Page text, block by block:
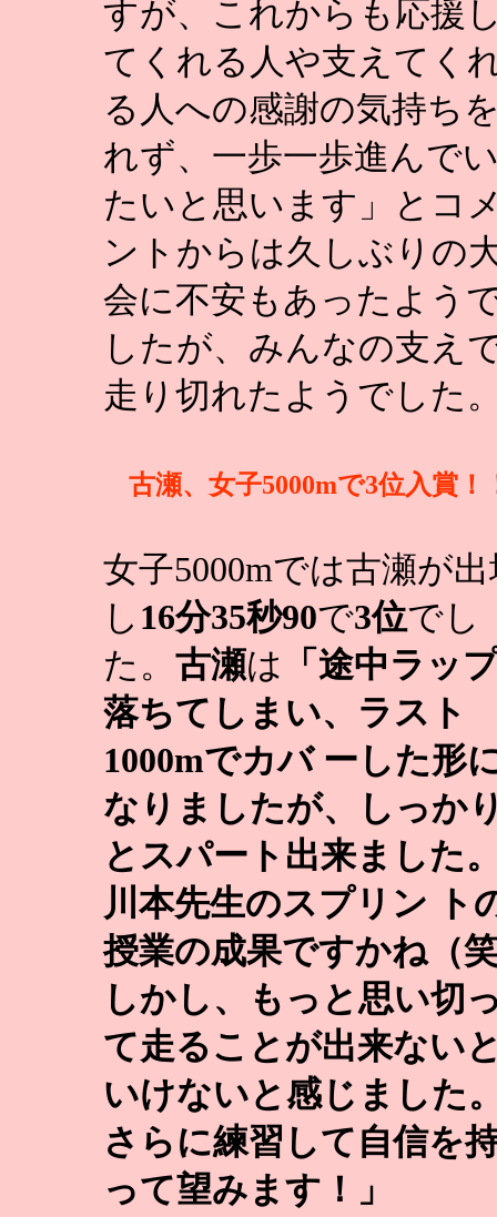
すが、これからも応援
てくれる人や支えてく
る人への感謝の気持ち
れず、一歩一歩進んで
たいと思います」とコ
ントからは久しぶりの
会に不安もあったよう
したが、みんなの支え
走り切れたようでした
古瀬、女子5000mで3位入賞！
女子5000mでは古瀬が
し 16分35秒90で3位でし
た。 古瀬は 「途中ラッ
落ちてしまい、ラスト
1000mでカバ ーした形
なりましたが、しっか
とスパート出来ました
川本先生のスプリン ト
授業の成果ですかね（
しかし、もっと思い切
て走ることが出来ない
いけないと感じました
さらに練習して自信を
って望みます！」